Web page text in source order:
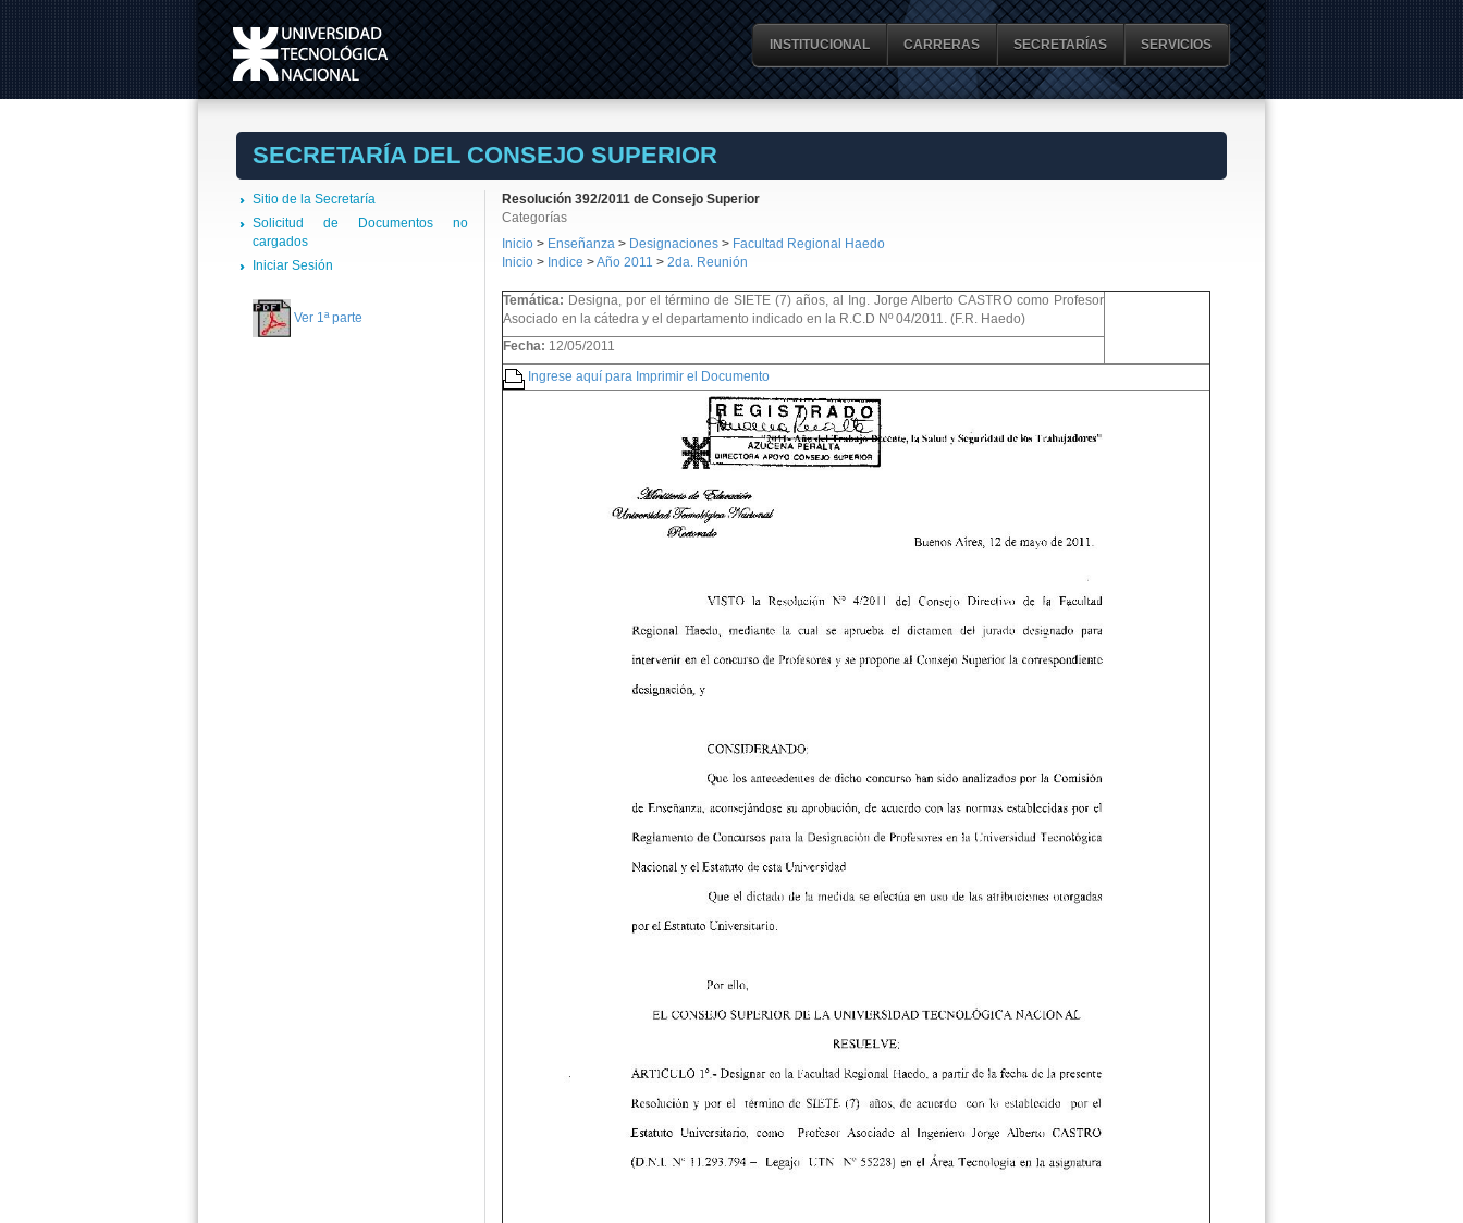
INSTITUCIONAL CARRERAS SECRETARÍAS SERVICIOS
SECRETARÍA DEL CONSEJO SUPERIOR
Sitio de la Secretaría
Solicitud de Documentos no
cargados
Iniciar Sesión
Ver 1ª parte
Resolución 392/2011 de Consejo Superior
Categorías
Inicio> Enseñanza > Designaciones > Facultad Regional Haedo
Inicio> Indice >Año 2011 > 2da. Reunión
Temática: Designa, por el término de SIETE (7) años, al Ing. Jorge Alberto CASTRO como Profesor
Asociado en la cátedra y el departamento indicado en la R.C.D Nº 04/2011. (F.R. Haedo)
Fecha: 12/05/2011
Ingrese aquí para Imprimir el Documento